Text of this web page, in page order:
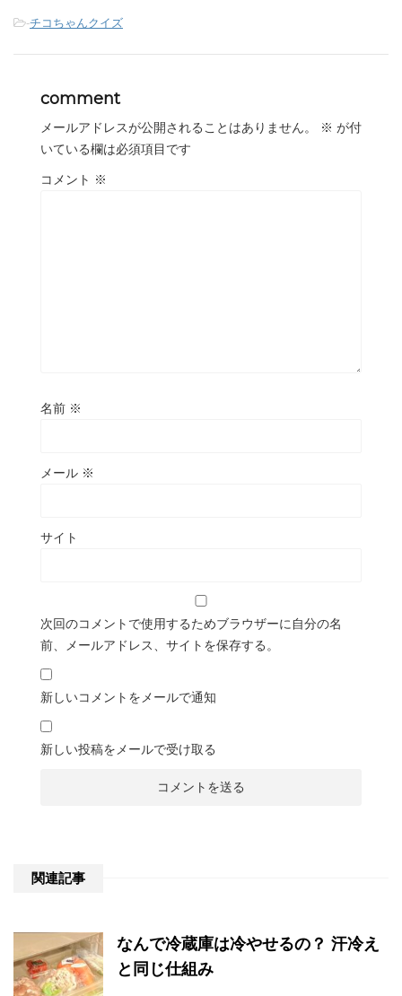
-チコちゃんクイズ
comment
メールアドレスが公開されることはありません。 ※ が付
いている欄は必須項目です
コメント ※
名前 ※
メール ※
サイト
次回のコメントで使用するためブラウザーに自分の名
前、メールアドレス、サイトを保存する。
新しいコメントをメールで通知
新しい投稿をメールで受け取る
関連記事
なんで冷蔵庫は冷やせるの？ 汗冷え
と同じ仕組み